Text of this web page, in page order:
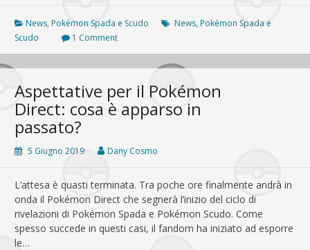
confermati
in
Pokémon
Spada
e
News, Pokémon Spada e Scudo News, Pokémon Spada e
Scudo
1 Comment
Aspettative per il Pokémon
Direct: cosa è apparso in
passato?
5 Giugno 2019 Dany Cosmo
L’attesa è quasti terminata. Tra poche ore finalmente andrà in
onda il Pokémon Direct che segnerà l’inizio del ciclo di
rivelazioni di Pokémon Spada e Pokémon Scudo. Come
spesso succede in questi casi, il fandom ha iniziato ad esporre
le…